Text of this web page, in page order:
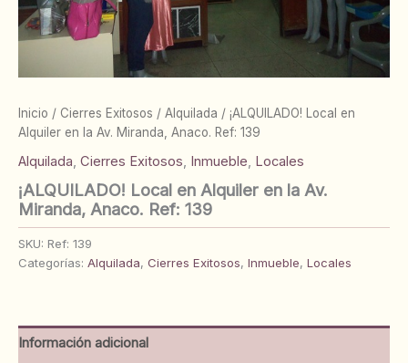
Inicio / Cierres Exitosos / Alquilada / ¡ALQUILADO! Local en
Alquiler en la Av. Miranda, Anaco. Ref: 139
Alquilada, Cierres Exitosos, Inmueble, Locales
¡ALQUILADO! Local en Alquiler en la Av.
Miranda, Anaco. Ref: 139
SKU: Ref: 139
Categorías: Alquilada, Cierres Exitosos, Inmueble, Locales
Información adicional